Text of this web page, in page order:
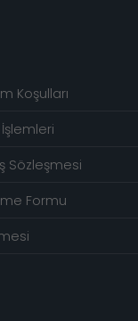
Koşulları
Sözleşmesi
Formu